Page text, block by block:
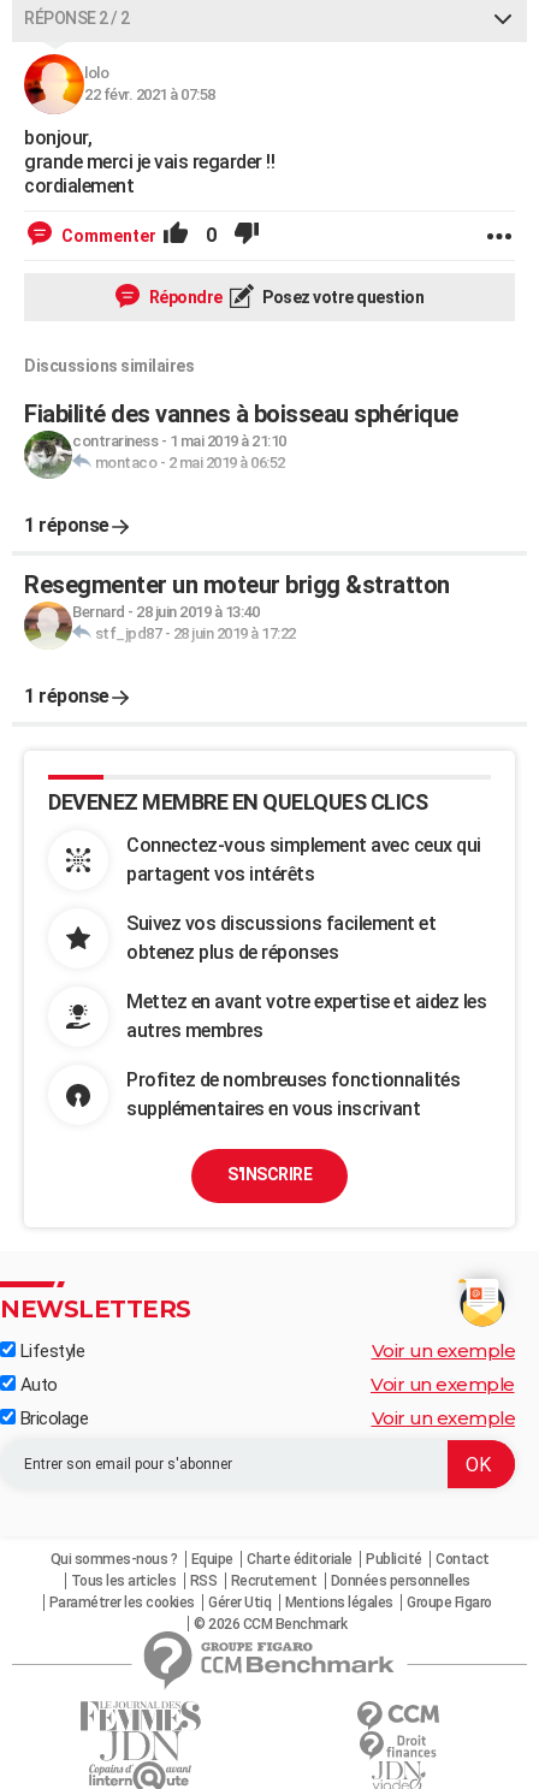
FORUM
Bricolage
Lifestyle
Culture
Sport
Auto
Television
Voyage
Cinema
RÉPONSE 2 / 2
lolo
22 févr. 2021 à 07:58
bonjour,
grande merci je vais regarder !!
cordialement
Commenter 0
Répondre Posez votre question
Discussions similaires
Fiabilité des vannes à boisseau sphérique
contrariness- 1 mai 2019 à 21:10
montaco- 2 mai 2019 à 06:52
1 réponse
Resegmenter un moteur brigg &stratton
Bernard - 28 juin 2019 à 13:40
stf_jpd87- 28 juin 2019 à 17:22
1 réponse
DEVENEZ MEMBRE EN QUELQUES CLICS
Connectez-vous simplement avec ceux qui
partagent vos intérêts
Suivez vos discussions facilement et
obtenez plus de réponses
Mettez en avant votre expertise et aidez les
autres membres
Profitez de nombreuses fonctionnalités
supplémentaires en vous inscrivant
S'INSCRIRE
NEWSLETTERS
Lifestyle Voir un exemple
Auto Voir un exemple
Bricolage Voir un exemple
Qui sommes-nous ? Equipe Charte éditoriale Publicité
Contact
Tous les articles
RSS Recrutement
Données personnelles
Paramétrer les cookies
Gérer Utiq Mentions légales
Groupe Figaro
© 2026 CCM Benchmark